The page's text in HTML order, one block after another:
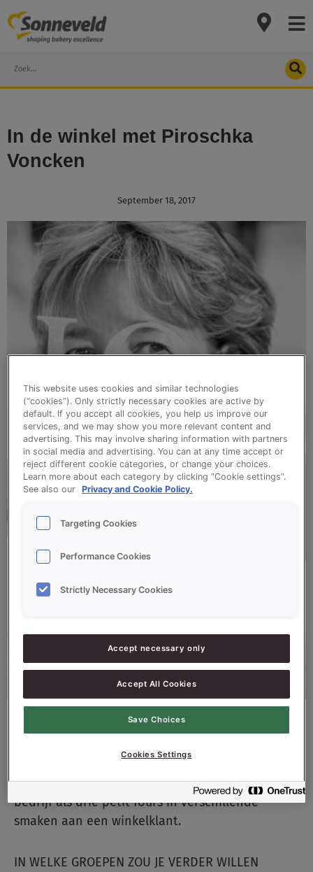
to
content
Search
In de winkel met Piroschka
Voncken
September 18, 2017
HOE ZIET JULLIE KLANTENKRING ERUIT?
Die is oprecht heel divers. We leveren net zo
graag een bestelling van 3.000 broodjes aan een
bedrijf als drie petit fours in verschillende
smaken aan een winkelklant.
IN WELKE GROEPEN ZOU JE VERDER WILLEN
This website uses cookies and similar technologies
(“cookies”). Only strictly necessary cookies are active by
default. If you accept all cookies, you help us improve our
services, and we may show you more relevant content and
advertising. This may involve sharing information with partners
in social media and advertising. You can at any time accept or
reject different cookie categories, or change your choices.
Learn more about each category by clicking “Cookie settings”.
See also our
Privacy and Cookie Policy.
Targeting Cookies
Performance Cookies
Strictly Necessary Cookies
Accept necessary only
Accept All Cookies
Save Choices
Cookies Settings